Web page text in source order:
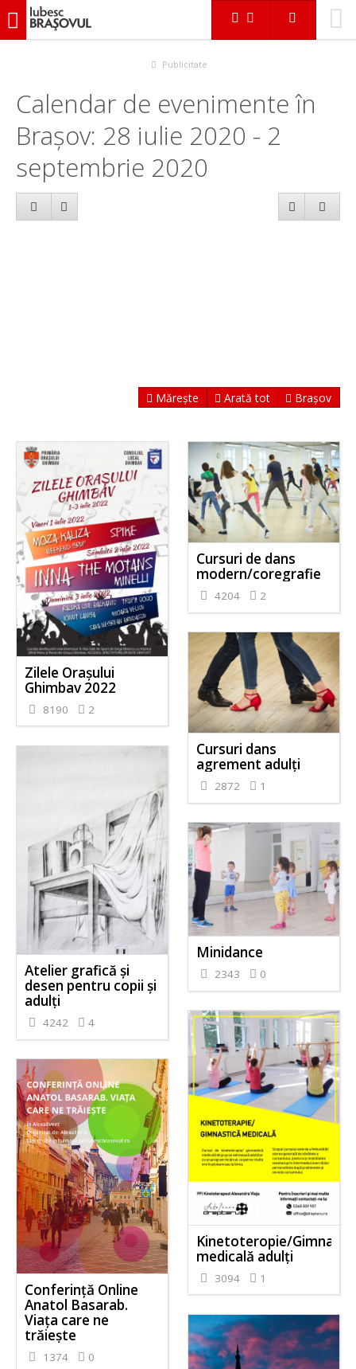
iubescbraşovul.ro
Publicitate
Calendar de evenimente în
Brașov: 28 iulie 2020 - 2
septembrie 2020
Mărește Arată tot Brașov
Zilele Orașului
Ghimbav 2022
8190 2
Cursuri de dans
modern/coregrafie
4204 2
Cursuri dans
agrement adulți
2872 1
Atelier grafică și
desen pentru copii și
adulți
4242 4
Minidance
2343 0
Kinetoteropie/
medicală adulți
3094 1
Conferință Online
Anatol Basarab.
Viața care ne
trăiește
1374 0